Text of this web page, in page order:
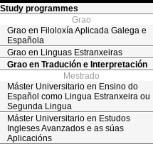
Study programmes
Grao
Grao en Filoloxía Aplicada Galega e
Española
Grao en Linguas Estranxeiras
Grao en Tradución e Interpretación
Mestrado
Máster Universitario en Ensino do
Español como Lingua Estranxeira ou
Segunda Lingua
Máster Universitario en Estudos
Ingleses Avanzados e as súas
Aplicacións